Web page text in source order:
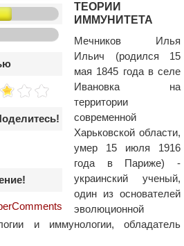
ТЕОРИИ
ИММУНИТЕТА
Мечников Илья
Ильич (родился 15
мая 1845 года в селе
Ивановка на
территории
современной
Харьковской области,
умер 15 июля 1916
года в Париже) -
украинский ученый,
один из основателей
эволюционной
и иммунологии, обладатель